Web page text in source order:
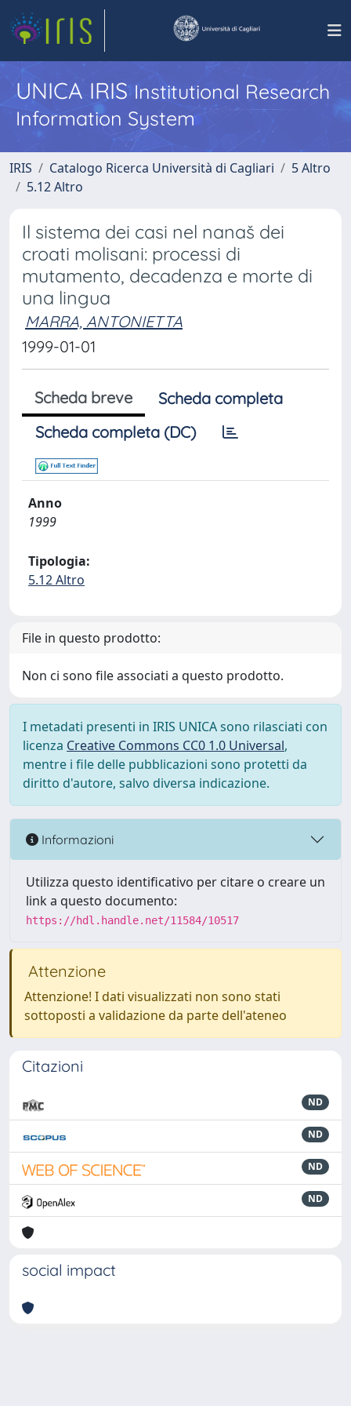
UNICA IRISInstitutional Research
Information System
IRIS Catalogo Ricerca Università di Cagliari
5 Altro
5.12 Altro
Il sistema dei casi nel nanaš dei
croati molisani: processi di
mutamento, decadenza e morte di
una lingua
MARRA, ANTONIETTA
1999-01-01
Scheda breve
Scheda completa
Scheda completa (DC)
Anno
1999
Tipologia:
5.12 Altro
File in questo prodotto:
Non ci sono file associati a questo prodotto.
I metadati presenti in IRIS UNICA sono rilasciati con
licenza Creative Commons CC0 1.0 Universal,
mentre i file delle pubblicazioni sono protetti da
diritto d'autore, salvo diversa indicazione.
Informazioni
Utilizza questo identificativo per citare o creare un
link a questo documento:
https://hdl.handle.net/11584/10517
Attenzione
Attenzione! I dati visualizzati non sono stati
sottoposti a validazione da parte dell'ateneo
Citazioni
ND
ND
ND
ND
social impact